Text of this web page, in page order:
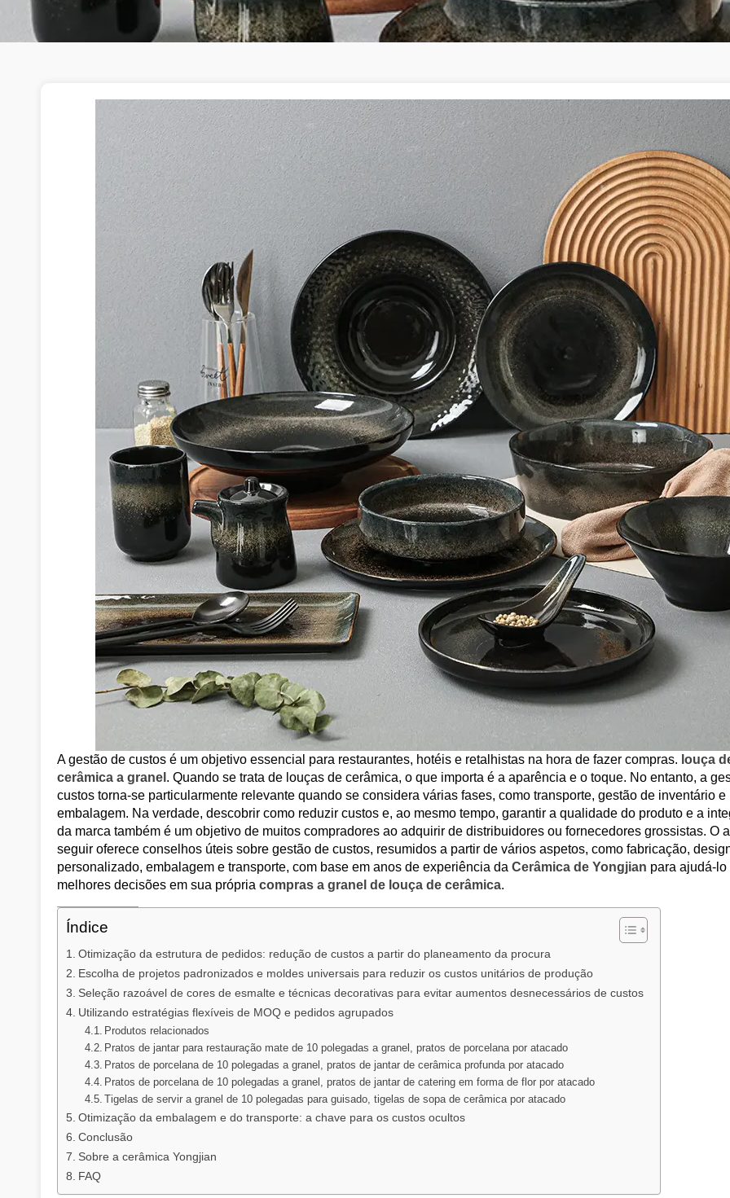
A gestão de custos é um objetivo essencial para restaurantes, hotéis e retalhistas na hora de fazer compras. louça
cerâmica a granel . Quando se trata de louças de cerâmica, o que importa é a aparência e o toque. No entanto, a
custos torna-se particularmente relevante quando se considera várias fases, como transporte, gestão de inventário e
embalagem. Na verdade, descobrir como reduzir custos e, ao mesmo tempo, garantir a qualidade do produto e a
da marca também é um objetivo de muitos compradores ao adquirir de distribuidores ou fornecedores grossistas. O
seguir oferece conselhos úteis sobre gestão de custos, resumidos a partir de vários aspetos, como fabricação,
personalizado, embalagem e transporte, com base em anos de experiência da Cerâmica de Yongjian para ajudá-lo
melhores decisões em sua própria compras a granel de louça de cerâmica.
Índice
Otimização da estrutura de pedidos: redução de custos a partir do planeamento da procura
Escolha de projetos padronizados e moldes universais para reduzir os custos unitários de produção
Seleção razoável de cores de esmalte e técnicas decorativas para evitar aumentos desnecessários de custos
Utilizando estratégias flexíveis de MOQ e pedidos agrupados
Produtos relacionados
Pratos de jantar para restauração mate de 10 polegadas a granel, pratos de porcelana por atacado
Pratos de porcelana de 10 polegadas a granel, pratos de jantar de cerâmica profunda por atacado
Pratos de porcelana de 10 polegadas a granel, pratos de jantar de catering em forma de flor por atacado
Tigelas de servir a granel de 10 polegadas para guisado, tigelas de sopa de cerâmica por atacado
Otimização da embalagem e do transporte: a chave para os custos ocultos
Conclusão
Sobre a cerâmica Yongjian
FAQ